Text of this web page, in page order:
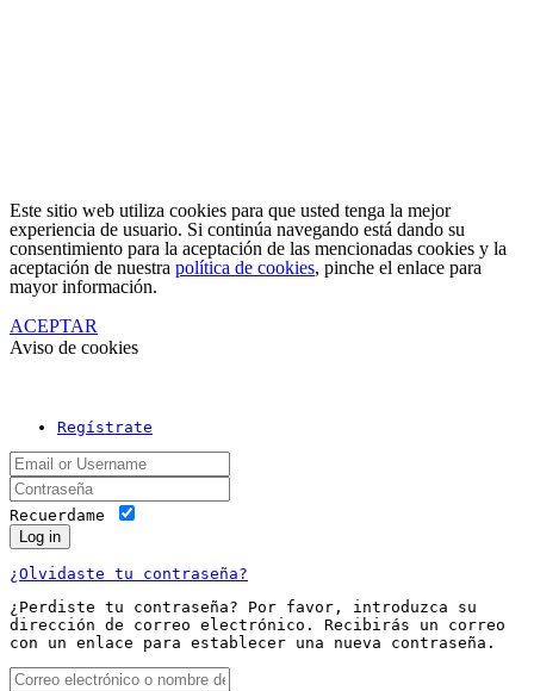
Este sitio web utiliza cookies para que usted tenga la mejor
experiencia de usuario. Si continúa navegando está dando su
consentimiento para la aceptación de las mencionadas cookies y la
aceptación de nuestra política de cookies, pinche el enlace para
mayor información.
ACEPTAR
Aviso de cookies
Regístrate
Recuerdame
Log in
¿Olvidaste tu contraseña?
¿Perdiste tu contraseña? Por favor, introduzca su
dirección de correo electrónico. Recibirás un correo
con un enlace para establecer una nueva contraseña.